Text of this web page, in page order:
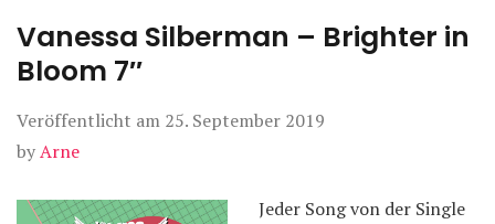
Vanessa Silberman – Brighter in
Bloom 7″
Veröffentlicht am 25. September 2019
byArne
Jeder Song von der Single